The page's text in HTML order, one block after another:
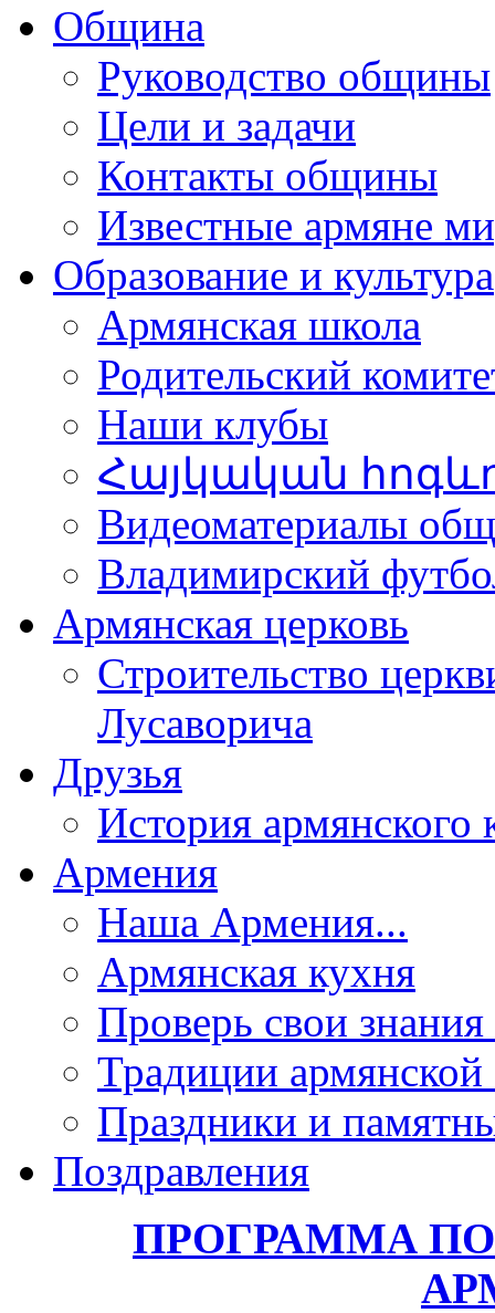
Община
Руководство общины
Цели и задачи
Контакты общины
Известные армяне
Образование и культура
Армянская школа
Родительский
Наши клубы
Հայկական
Видеоматериалы
Владимирский
Армянская церковь
Строительство
Лусаворича
Друзья
История армянского
Армения
Наша Армения...
Армянская кухня
Проверь свои
Традиции армянской
Праздники и
Поздравления
ПРОГРАММА